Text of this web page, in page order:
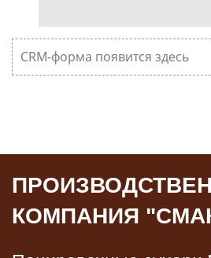
CRM-форма появится здесь
КОМПАНИЯ